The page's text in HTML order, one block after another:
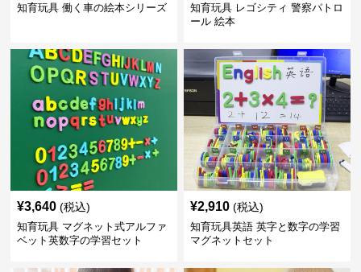
知育玩具 働く車の絵本シリーズ
知育玩具 レゴシティ 警察パトロ
ール 絵本
¥3,640 (税込)
知育玩具 マグネット式アルファ
ベット英数字の学習セット
¥2,910 (税込)
知育玩具英語 英字と数字の学習
マグネットセット